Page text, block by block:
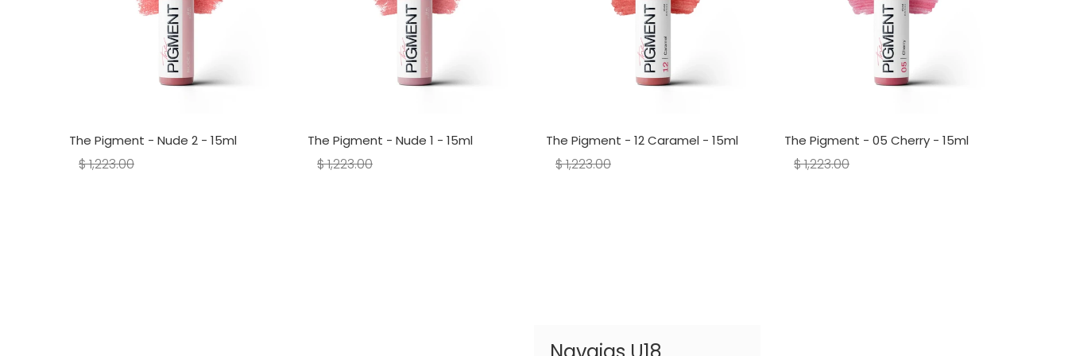
The Pigment - Nude 2 - 15ml
$ 1,223.00
The Pigment - Nude 1 - 15ml
$ 1,223.00
The Pigment - 12 Caramel - 15ml
$ 1,223.00
The Pigment - 05 Cherry - 15ml
$ 1,223.00